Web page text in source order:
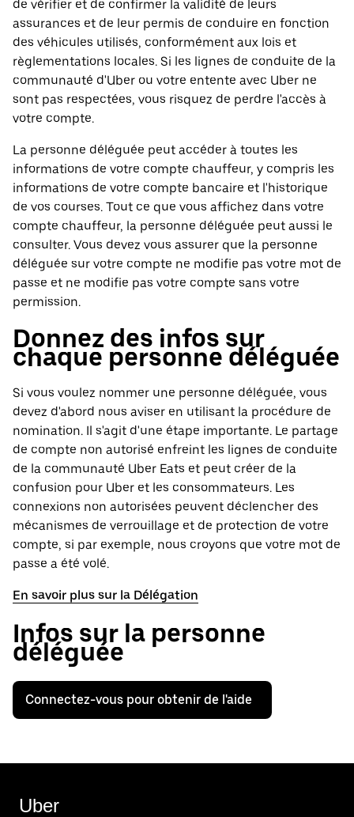
de vérifier et de confirmer la validité de leurs
assurances et de leur permis de conduire en fonction
des véhicules utilisés, conformément aux lois et
règlementations locales. Si les lignes de conduite de la
communauté d'Uber ou votre entente avec Uber ne
sont pas respectées, vous risquez de perdre l'accès à
votre compte.
La personne déléguée peut accéder à toutes les
informations de votre compte chauffeur, y compris les
informations de votre compte bancaire et l'historique
de vos courses. Tout ce que vous affichez dans votre
compte chauffeur, la personne déléguée peut aussi le
consulter. Vous devez vous assurer que la personne
déléguée sur votre compte ne modifie pas votre mot de
passe et ne modifie pas votre compte sans votre
permission.
Donnez des infos sur
chaque personne déléguée
Si vous voulez nommer une personne déléguée, vous
devez d'abord nous aviser en utilisant la procédure de
nomination. Il s'agit d'une étape importante. Le partage
de compte non autorisé enfreint les lignes de conduite
de la communauté Uber Eats et peut créer de la
confusion pour Uber et les consommateurs. Les
connexions non autorisées peuvent déclencher des
mécanismes de verrouillage et de protection de votre
compte, si par exemple, nous croyons que votre mot de
passe a été volé.
En savoir plus sur la Délégation
Infos sur la personne
déléguée
Connectez-vous pour obtenir de l'aide
Uber